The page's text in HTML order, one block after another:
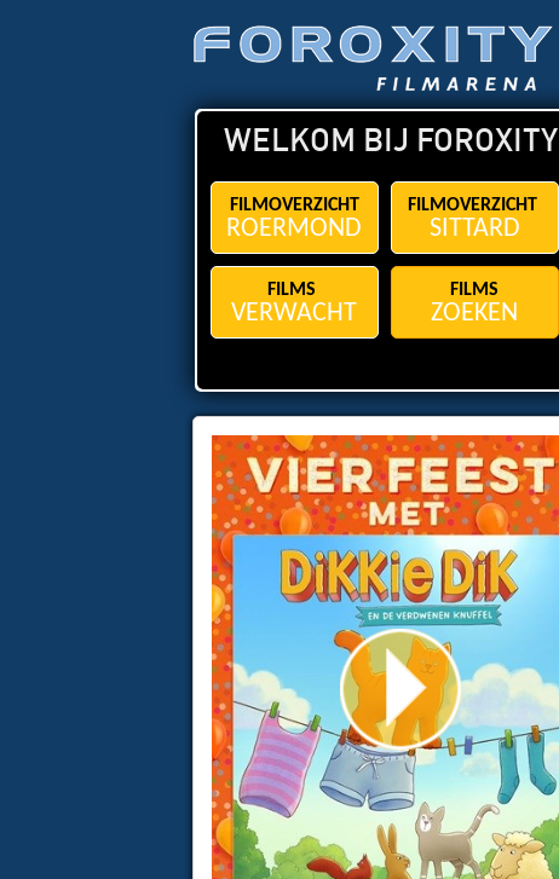
WELKOM BIJ FOROXITY
FILMOVERZICHT
ROERMOND
FILMOVERZICHT
SITTARD
FILMS
VERWACHT
FILMS
ZOEKEN